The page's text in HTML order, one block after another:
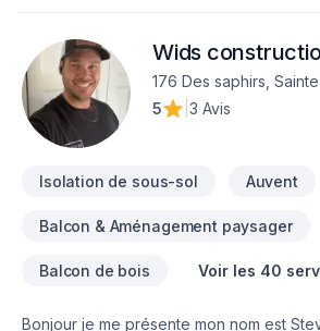
sol, Tapis, Tirage de joint, Toiture pour
à
approche centrée sur le client, nous
adaptées à vos besoins spécifiques et à
Transformons ensemble vos idées en
Wids
176 Des saphirs,
5
3 Avis
Isolation de sous-sol Auvent
Balcon & Aménagement paysager
Balcon de bois Voir les 40
Bonjour je me présente mon nom est